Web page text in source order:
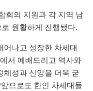
회의 지원과 각 지역 남
원활하게 진행됐다.
어나고 성장한 차세대
서 예배드리고 역사와
체성과 신앙을 더욱 굳
으로도 한인 차세대들